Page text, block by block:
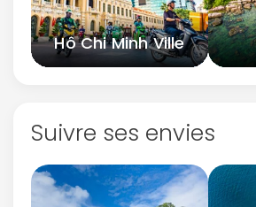
Hô Chi Minh Ville
Suivre ses envies